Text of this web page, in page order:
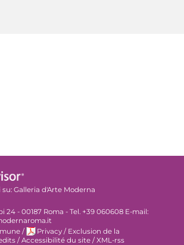
su: Galleria d'Arte Moderna
24 - 00187 Roma - Tel. +39 060608 E-mail:
/ Privacy / Exclusion de la
/ Accessibilité du site / XML-rss